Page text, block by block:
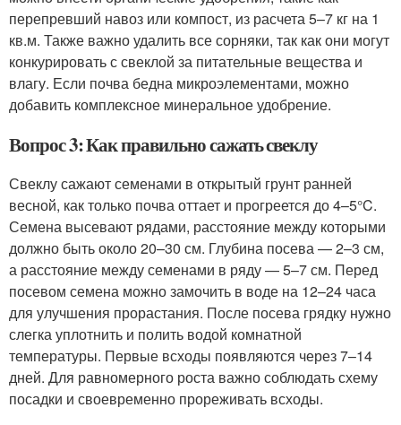
перепревший навоз или компост, из расчета 5–7 кг на 1
кв.м. Также важно удалить все сорняки, так как они могут
конкурировать с свеклой за питательные вещества и
влагу. Если почва бедна микроэлементами, можно
добавить комплексное минеральное удобрение.
Вопрос 3: Как правильно сажать свеклу
Свеклу сажают семенами в открытый грунт ранней
весной, как только почва оттает и прогреется до 4–5°C.
Семена высевают рядами, расстояние между которыми
должно быть около 20–30 см. Глубина посева — 2–3 см,
а расстояние между семенами в ряду — 5–7 см. Перед
посевом семена можно замочить в воде на 12–24 часа
для улучшения прорастания. После посева грядку нужно
слегка уплотнить и полить водой комнатной
температуры. Первые всходы появляются через 7–14
дней. Для равномерного роста важно соблюдать схему
посадки и своевременно прореживать всходы.